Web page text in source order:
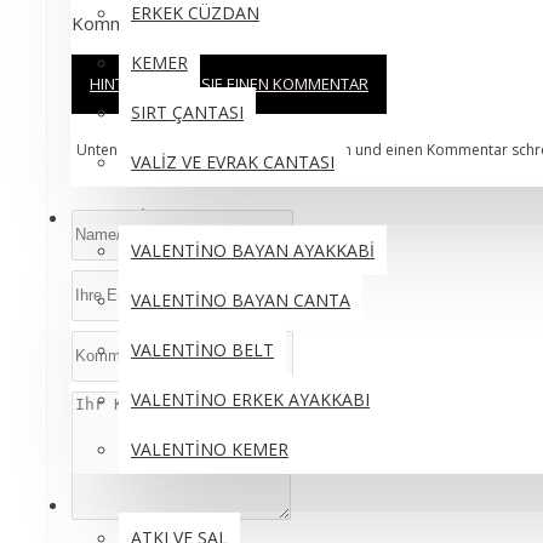
ERKEK CÜZDAN
KEMER
SIRT ÇANTASI
VALİZ VE EVRAK CANTASI
VALENTİNO
VALENTİNO BAYAN AYAKKABİ
VALENTİNO BAYAN CANTA
VALENTİNO BELT
VALENTİNO ERKEK AYAKKABI
VALENTİNO KEMER
ATKI VE SAL
Kommentare
HINTERLASSEN SIE EINEN KOMMENTAR
Unten können Sie das Produkt bewerten und einen Kommentar